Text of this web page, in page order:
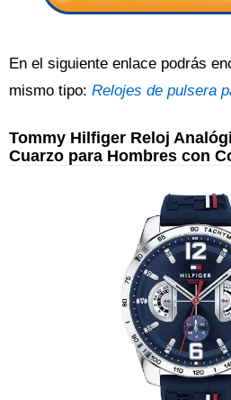
En el siguiente enlace podrás
mismo tipo: Relojes de pulsera
Tommy Hilfiger Reloj
Cuarzo para Hombres con